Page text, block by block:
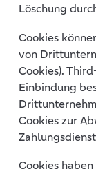
Löschung
Cookies
von
Cookies).
Einbindung
Cookies zur
Cookies